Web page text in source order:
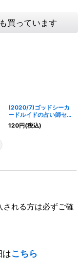
買っています
(2020/7)ゴッドシーカ
ードルイドの占い師セイ
ラム【C】{BS52-040}
《黄》
120円(税込)
される方は必ずご確
はこちら